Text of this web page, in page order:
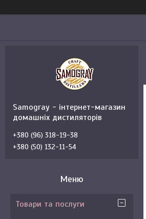
Samogray - інтернет-магазин
домашніх дистиляторів
+380 (96) 318-19-38
+380 (50) 132-11-54
Товари та послуги